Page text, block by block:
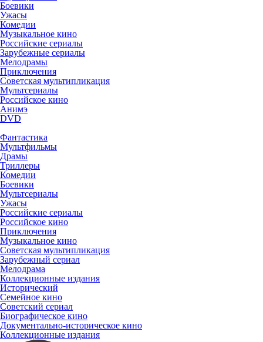
Боевики
Ужасы
Комедии
Музыкальное кино
Российские сериалы
Зарубежные сериалы
Мелодрамы
Приключения
Советская мультипликация
Мультсериалы
Российское кино
Анимэ
DVD
Фантастика
Мультфильмы
Драмы
Триллеры
Комедии
Боевики
Мультсериалы
Ужасы
Российские сериалы
Российское кино
Приключения
Музыкальное кино
Советская мультипликация
Зарубежный сериал
Мелодрама
Коллекционные издания
Исторический
Семейное кино
Советский сериал
Биографическое кино
Документально-историческое кино
Коллекционные издания